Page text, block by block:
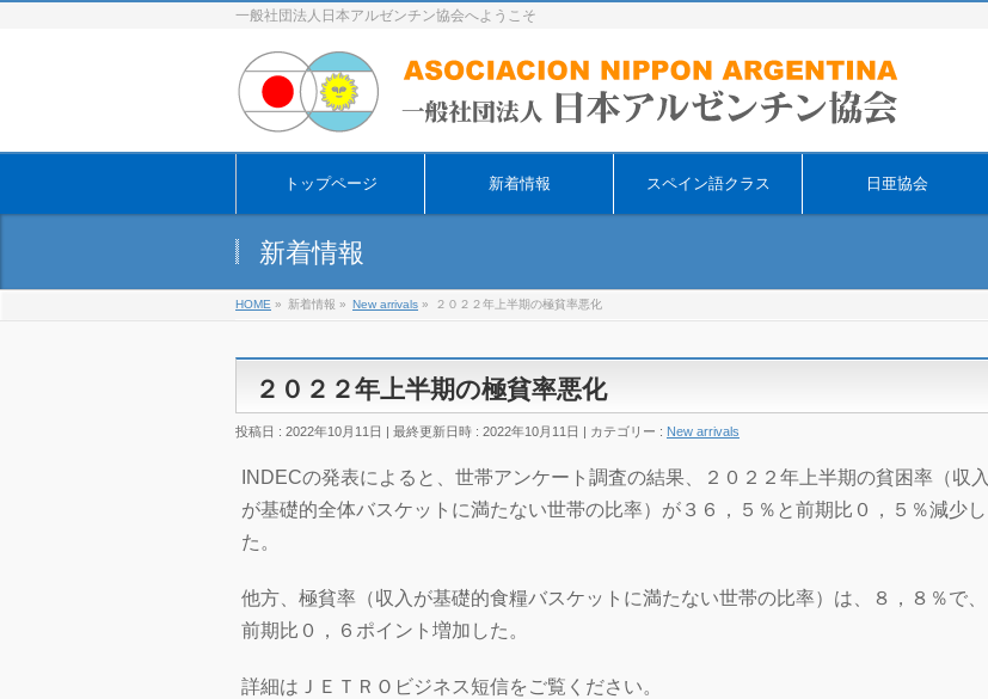
一般社団法人日本アルゼンチン協会へようこそ
トップページ 新着情報 スペイン語クラス 日亜協会
新着情報
HOME » 新着情報 » New arrivals » ２０２２年上半期の極貧率悪化
２０２２年上半期の極貧率悪化
投稿日 : 2022年10月11日 最終更新日時 : 2022年10月11日 カテゴリー : New arrivals
INDECの発表によると、世帯アンケート調査の結果、２０２２年上半期の貧困率（収入
が基礎的全体バスケットに満たない世帯の比率）が３６，５％と前期比０，５％減少し
た。
他方、極貧率（収入が基礎的食糧バスケットに満たない世帯の比率）は、８，８％で、
前期比０，６ポイント増加した。
詳細はＪＥＴＲＯビジネス短信をご覧ください。